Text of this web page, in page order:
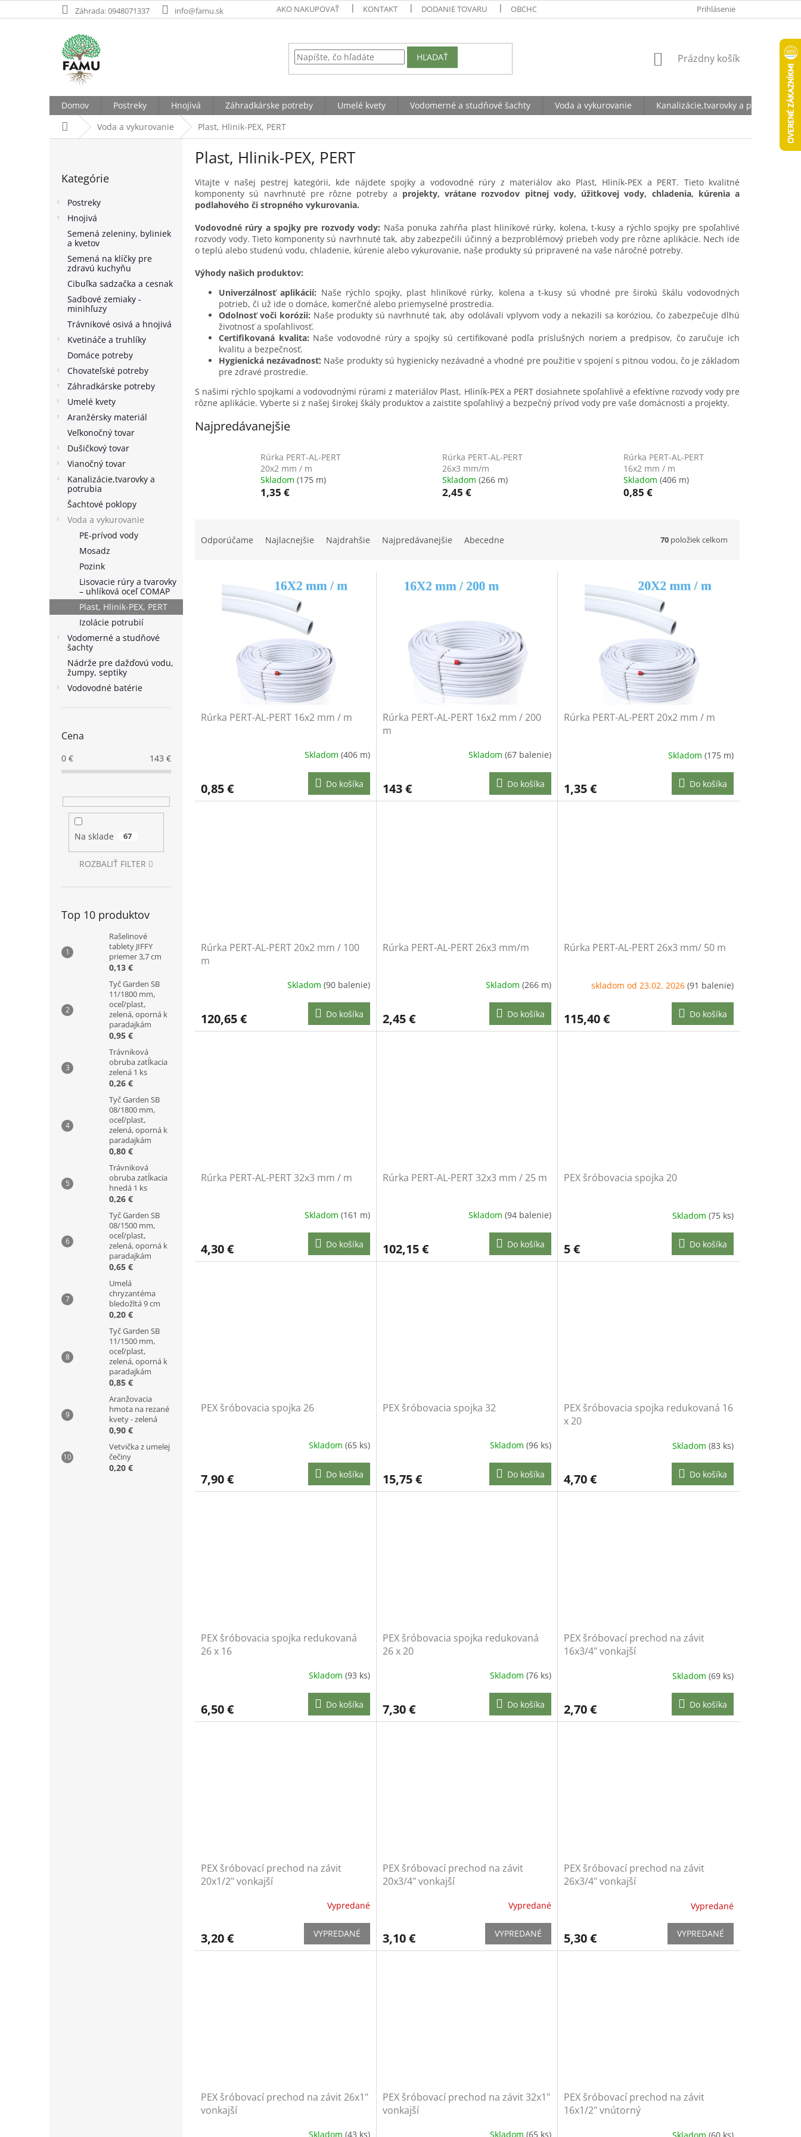
na
Záhrada: 0948071337 info@famu.sk AKO NAKUPOVAŤ KONTAKT DODANIE TOVARU OBCHODNÉ PODMIENKY OCHRANA OSOBNÝCH ÚDAJOV
Prihlásenie
HĽADAŤ
NÁKUPNÝ
Prázdny košík
Domov Postreky Hnojivá Záhradkárske potreby Umelé kvety Vodomerné a studňové šachty Voda a vykurovanie
Kanalizácie,tvarovky a potrubia
DomovVoda a vykurovanie Plast, Hlinik-PEX, PERT
kategórie
Kategórie
Postreky
Hnojivá
Semená zeleniny, byliniek
a kvetov
Semená na klíčky pre
zdravú kuchyňu
Cibuľka sadzačka a cesnak
Sadbové zemiaky -
minihľuzy
Trávnikové osivá a hnojivá
Kvetináče a truhlíky
Domáce potreby
Chovateľské potreby
Záhradkárske potreby
Umelé kvety
Aranžérsky materiál
Veľkonočný tovar
Dušičkový tovar
Vianočný tovar
Kanalizácie,tvarovky a
potrubia
Šachtové poklopy
Voda a vykurovanie
PE-prívod vody
Mosadz
Pozink
Lisovacie rúry a tvarovky
– uhlíková oceľ COMAP
Plast, Hlinik-PEX, PERT
Izolácie potrubií
Vodomerné a studňové
šachty
Nádrže pre dažďovú vodu,
žumpy, septiky
Vodovodné batérie
Cena
0 € 143 €
Na sklade 67
ROZBALIŤ FILTER
Top 10 produktov
Rašelinové
tablety JIFFY
priemer 3,7 cm
0,13 €
Tyč Garden SB
11/1800 mm,
oceľ/plast,
zelená, oporná k
paradajkám
0,95 €
Trávniková
obruba zatĺkacia
zelená 1 ks
0,26 €
Tyč Garden SB
08/1800 mm,
oceľ/plast,
zelená, oporná k
paradajkám
0,80 €
Trávniková
obruba zatĺkacia
hnedá 1 ks
0,26 €
Tyč Garden SB
08/1500 mm,
oceľ/plast,
zelená, oporná k
paradajkám
0,65 €
Umelá
chryzantéma
bledožltá 9 cm
0,20 €
Tyč Garden SB
11/1500 mm,
oceľ/plast,
zelená, oporná k
paradajkám
0,85 €
Aranžovacia
hmota na rezané
kvety - zelená
0,90 €
Vetvička z umelej
čečiny
0,20 €
Plast, Hlinik-PEX, PERT
Vitajte v našej pestrej kategórii, kde nájdete spojky a vodovodné rúry z materiálov ako Plast, Hliník-PEX a PERT. Tieto kvalitné
komponenty sú navrhnuté pre rôzne potreby a projekty, vrátane rozvodov pitnej vody, úžitkovej vody, chladenia, kúrenia a
podlahového či stropného vykurovania.
Vodovodné rúry a spojky pre rozvody vody: Naša ponuka zahŕňa plast hliníkové rúrky, kolena, t-kusy a rýchlo spojky pre spoľahlivé
rozvody vody. Tieto komponenty sú navrhnuté tak, aby zabezpečili účinný a bezproblémový priebeh vody pre rôzne aplikácie. Nech ide
o teplú alebo studenú vodu, chladenie, kúrenie alebo vykurovanie, naše produkty sú pripravené na vaše náročné potreby.
Výhody našich produktov:
Univerzálnosť aplikácií: Naše rýchlo spojky, plast hliníkové rúrky, kolena a t-kusy sú vhodné pre širokú škálu vodovodných
potrieb, či už ide o domáce, komerčné alebo priemyselné prostredia.
Odolnosť voči korózii: Naše produkty sú navrhnuté tak, aby odolávali vplyvom vody a nekazili sa koróziou, čo zabezpečuje dlhú
životnosť a spoľahlivosť.
Certifikovaná kvalita: Naše vodovodné rúry a spojky sú certifikované podľa príslušných noriem a predpisov, čo zaručuje ich
kvalitu a bezpečnosť.
Hygienická nezávadnosť: Naše produkty sú hygienicky nezávadné a vhodné pre použitie v spojení s pitnou vodou, čo je základom
pre zdravé prostredie.
S našimi rýchlo spojkami a vodovodnými rúrami z materiálov Plast, Hliník-PEX a PERT dosiahnete spoľahlivé a efektívne rozvody vody pre
rôzne aplikácie. Vyberte si z našej širokej škály produktov a zaistite spoľahlivý a bezpečný prívod vody pre vaše domácnosti a projekty.
Najpredávanejšie
Rúrka PERT-AL-PERT
20x2 mm / m
Skladom (175 m)
1,35 €
Rúrka PERT-AL-PERT
26x3 mm/m
Skladom (266 m)
2,45 €
Rúrka PERT-AL-PERT
16x2 mm / m
Skladom(406 m)
0,85 €
Odporúčame Najlacnejšie Najdrahšie Najpredávanejšie Abecedne 70 položiek celkom
Rúrka PERT-AL-PERT 16x2 mm / m
Skladom (406 m)
0,85 € Do košíka
Rúrka PERT-AL-PERT 16x2 mm / 200
m
Skladom(67 balenie)
143 € Do košíka
Rúrka PERT-AL-PERT 20x2 mm / m
Skladom (175 m)
1,35 € Do košíka
Rúrka PERT-AL-PERT 20x2 mm / 100
m
Skladom (90 balenie)
120,65 € Do košíka
Rúrka PERT-AL-PERT 26x3 mm/m
Skladom(266 m)
2,45 € Do košíka
Rúrka PERT-AL-PERT 26x3 mm/ 50 m
skladom od 23.02. 2026 (91 balenie)
115,40 € Do košíka
Rúrka PERT-AL-PERT 32x3 mm / m
Skladom (161 m)
4,30 € Do košíka
Rúrka PERT-AL-PERT 32x3 mm / 25 m
Skladom(94 balenie)
102,15 € Do košíka
PEX šróbovacia spojka 20
Skladom (75 ks)
5 € Do košíka
PEX šróbovacia spojka 26
Skladom (65 ks)
7,90 € Do košíka
PEX šróbovacia spojka 32
Skladom(96 ks)
15,75 € Do košíka
PEX šróbovacia spojka redukovaná 16
x 20
Skladom (83 ks)
4,70 € Do košíka
PEX šróbovacia spojka redukovaná
26 x 16
Skladom (93 ks)
6,50 € Do košíka
PEX šróbovacia spojka redukovaná
26 x 20
Skladom(76 ks)
7,30 € Do košíka
PEX šróbovací prechod na závit
16x3/4" vonkajší
Skladom (69 ks)
2,70 € Do košíka
PEX šróbovací prechod na závit
20x1/2" vonkajší
Vypredané
3,20 € VYPREDANÉ
PEX šróbovací prechod na závit
20x3/4" vonkajší
Vypredané
3,10 € VYPREDANÉ
PEX šróbovací prechod na závit
26x3/4" vonkajší
Vypredané
5,30 € VYPREDANÉ
PEX šróbovací prechod na závit 26x1"
vonkajší
Skladom (43 ks)
PEX šróbovací prechod na závit 32x1"
vonkajší
Skladom(65 ks)
PEX šróbovací prechod na závit
16x1/2" vnútorný